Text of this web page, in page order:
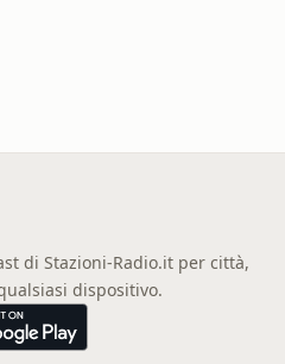
di Stazioni-Radio.it per città,
dispositivo.